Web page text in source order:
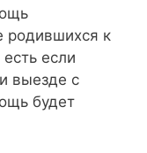
родившихся к
если
выезде с
будет